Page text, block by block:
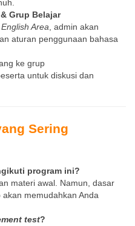
Grup Belajar
English Area, admin akan
aturan penggunaan bahasa
ke grup
untuk diskusi dan
Sering
program ini?
materi awal. Namun, dasar
memudahkan Anda
test?